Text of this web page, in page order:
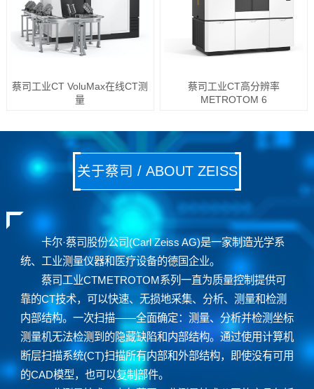
蔡司工业CT VoluMax在线CT测
量
蔡司工业CT高分辨率
METROTOM 6
关于蔡司 / ABOUT ZEISS
卡尔·蔡司股份公司(Carl Zeiss AG)是一家制造光学系
统、工业测量仪器和医疗设备的德国企业。
蔡司工业CTMETROTOM系列一直为质量控制提供可
靠的CT技术，可以快速、无损地采集、分析、测量和检测
内部结构。一次扫描——全面确定：测量、分析并检测坐标
测量机无法检测到的隐藏缺陷和内部结构。通过使用计算机
断层扫描系统(CT)扫描所有内部和外部结构，即使没有可用
的CAD模型，也可以复制部件。